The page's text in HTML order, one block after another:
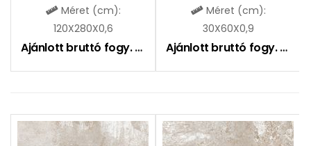
Méret (cm):
120X280X0,6
Ajánlott bruttó fogy. ár: 23690Ft
Méret (cm):
30X60X0,9
Ajánlott bruttó fogy. ár: